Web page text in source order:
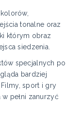
tonalne oraz
którym obraz
siedzenia.
specjalnych po
bardziej
Filmy, sport i gry
pełni zanurzyć